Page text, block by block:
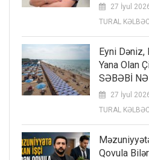
27 İyul
TURAL
Eyni Dəniz,
Yana Olan
SƏBƏBİ
27 İyul
TURAL
Qovula